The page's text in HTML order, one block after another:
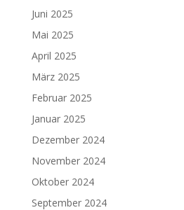
Juni 2025
Mai 2025
April 2025
März 2025
Februar 2025
Januar 2025
Dezember 2024
November 2024
Oktober 2024
September 2024